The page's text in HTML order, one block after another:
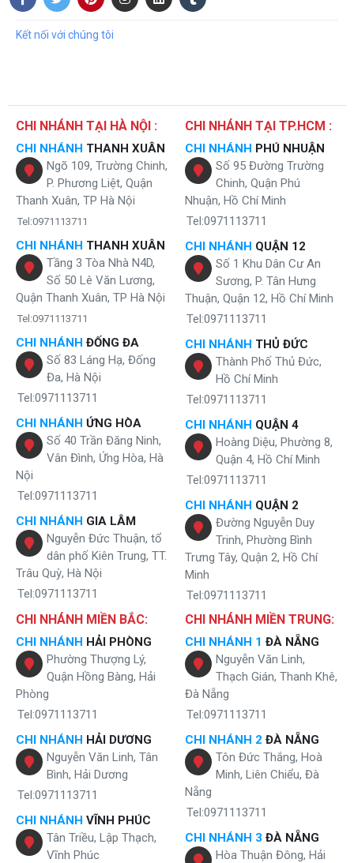
Kết nối với chúng tôi
CHI NHÁNH TẠI HÀ NỘI :
CHI NHÁNH THANH XUÂN
Ngõ 109, Trường Chinh,
P. Phương Liệt, Quận
Thanh Xuân, TP Hà Nội
Tel:0971113711
CHI NHÁNH THANH XUÂN
Tầng 3 Tòa Nhà N4D,
Số 50 Lê Văn Lương,
Quận Thanh Xuân, TP Hà Nội
Tel:0971113711
CHI NHÁNH ĐỐNG ĐA
Số 83 Láng Hạ, Đống
Đa, Hà Nội
Tel:0971113711
CHI NHÁNH ỨNG HÒA
Số 40 Trần Đăng Ninh,
Vân Đình, Ứng Hòa, Hà
Nội
Tel:0971113711
CHI NHÁNH GIA LÂM
Nguyễn Đức Thuận, tổ
dân phố Kiên Trung, TT.
Trâu Quỳ, Hà Nội
Tel:0971113711
CHI NHÁNH TẠI TP.HCM :
CHI NHÁNH PHÚ NHUẬN
Số 95 Đường Trường
Chinh, Quận Phú
Nhuận, Hồ Chí Minh
Tel:0971113711
CHI NHÁNH QUẬN 12
Số 1 Khu Dân Cư An
Sương, P. Tân Hưng
Thuận, Quận 12, Hồ Chí Minh
Tel:0971113711
CHI NHÁNH THỦ ĐỨC
Thành Phố Thủ Đức,
Hồ Chí Minh
Tel:0971113711
CHI NHÁNH QUẬN 4
Hoàng Diệu, Phường 8,
Quận 4, Hồ Chí Minh
Tel:0971113711
CHI NHÁNH QUẬN 2
Đường Nguyễn Duy
Trinh, Phường Bình
Trưng Tây, Quận 2, Hồ Chí
Minh
Tel:0971113711
CHI NHÁNH MIỀN BẮC:
CHI NHÁNH HẢI PHÒNG
Phường Thượng Lý,
Quận Hồng Bàng, Hải
Phòng
Tel:0971113711
CHI NHÁNH HẢI DƯƠNG
Nguyễn Văn Linh, Tân
Bình, Hải Dương
Tel:0971113711
CHI NHÁNH VĨNH PHÚC
Tân Triều, Lập Thạch,
Vĩnh Phúc
CHI NHÁNH MIỀN TRUNG:
CHI NHÁNH 1 ĐÀ NẴNG
Nguyễn Văn Linh,
Thạch Gián, Thanh Khê,
Đà Nẵng
Tel:0971113711
CHI NHÁNH 2 ĐÀ NẴNG
Tôn Đức Thắng, Hoà
Minh, Liên Chiểu, Đà
Nẵng
Tel:0971113711
CHI NHÁNH 3 ĐÀ NẴNG
Hòa Thuận Đông, Hải